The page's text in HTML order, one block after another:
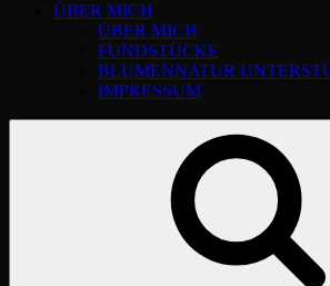
ÜBER MICH
ÜBER MICH
FUNDSTÜCKE
BLUMENNATUR
IMPRESSUM